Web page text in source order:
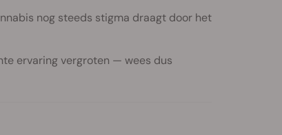
nog steeds stigma draagt door het
ervaring vergroten — wees dus